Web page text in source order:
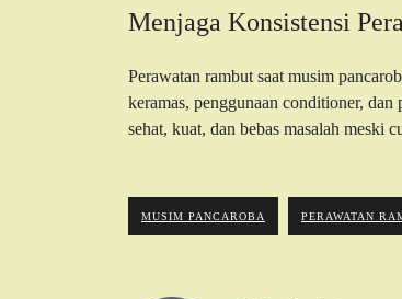
Menjaga Konsistensi
Perawatan rambut saat musim
keramas, penggunaan conditioner,
sehat, kuat, dan bebas masalah meski
MUSIM PANCAROBA PERAWATAN